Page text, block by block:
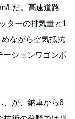
Lだ。高速道路
ターの排気量と1
めながら空気抵抗
ーションワゴンボ
が、納車から6